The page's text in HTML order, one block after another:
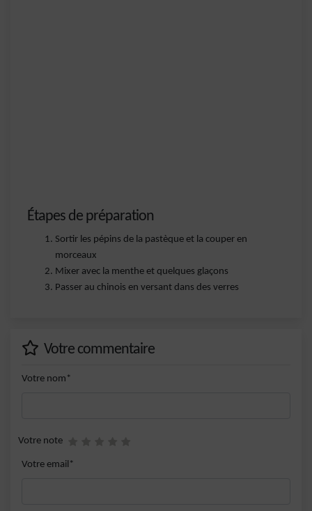
Étapes de préparation
Sortir les pépins de la pastèque et la couper en
morceaux
Mixer avec la menthe et quelques glaçons
Passer au chinois en versant dans des verres
Votre commentaire
Votre nom*
Votre note
Votre email*